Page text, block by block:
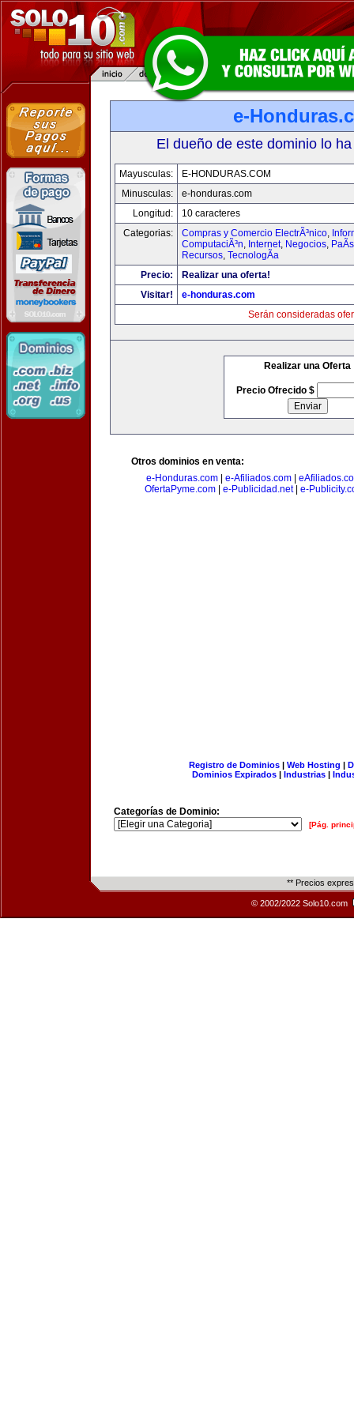
e-
El dueño de este dominio lo
Mayusculas:
E-HONDURAS.COM
Minusculas:
e-honduras.com
Longitud:
10 caracteres
Categorias:
Compras y Comercio ElectrÃ³nico,
ComputaciÃ³n, Internet, Negocios,
Recursos, TecnologÃ­a
Precio:
Realizar una oferta!
Visitar!
e-honduras.com
Serán consideradas
Realizar una Oferta
Precio Ofrecido $
Otros dominios en venta:
e-Honduras.com| e-Afiliados.com|
OfertaPyme.com| e-Publicidad.net| e-
Registro de Dominios| Web Hosting |
Dominios Expirados | Industrias |
Categorías de Dominio:
[Pág.
** Precios
© 2002/2022 Solo10.com